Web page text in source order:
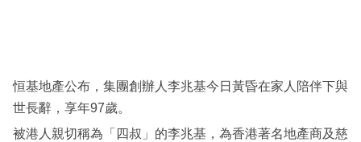
區
恒基地產公布，集團創辦人李兆基今日黃昏在家人陪伴下與
世長辭，享年97歲。
被港人親切稱為「四叔」的李兆基，為香港著名地產商及慈